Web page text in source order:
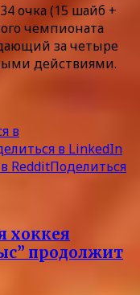
очка (15 шайб +
чемпионата
за четыре
действиями.
в
в LinkedIn
RedditПоделиться
хоккея
продолжит